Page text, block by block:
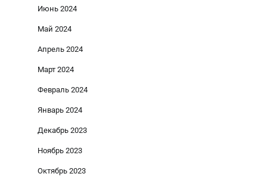
Июнь 2024
Май 2024
Апрель 2024
Март 2024
Февраль 2024
Январь 2024
Декабрь 2023
Ноябрь 2023
Октябрь 2023